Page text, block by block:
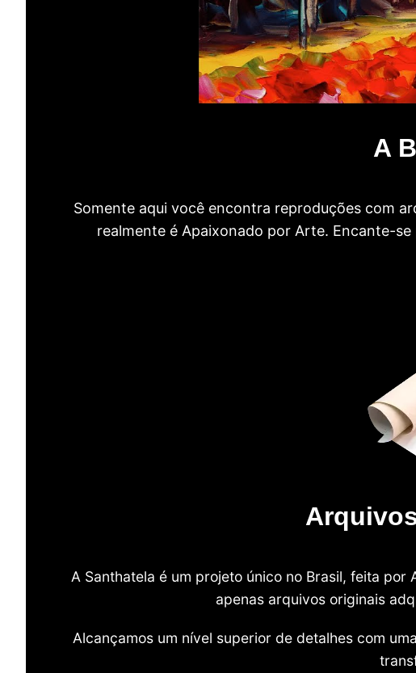
A
Somente aqui você encontra reproduções com
realmente é Apaixonado por Arte. Encante-
A Santhatela é um projeto único no Brasil, feita
apenas arquivos originais
Alcançamos um nível superior de detalhes com